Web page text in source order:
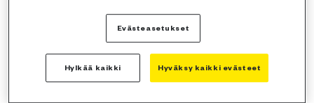
Evästeasetukset
Hylkää kaikki Hyväksy kaikki evästeet